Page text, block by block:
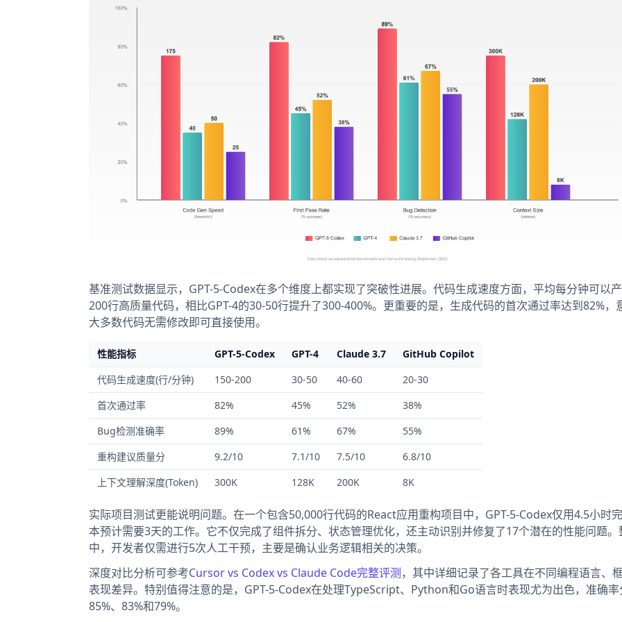
基准测试数据显示，GPT-5-Codex在多个维度上都实现了突破性进展。代码生成速度方面，平均每分钟可以
200行高质量代码，相比GPT-4的30-50行提升了300-400%。更重要的是，生成代码的首次通过率达到82%，
大多数代码无需修改即可直接使用。
性能指标 GPT-5-Codex GPT-4 Claude 3.7
GitHub Copilot
代码生成速度(行/分钟)
150-200 30-50 40-60
20-30
首次通过率
82% 45% 52%
38%
Bug检测准确率
89% 61% 67%
55%
重构建议质量分
9.2/10 7.1/10 7.5/10
6.8/10
上下文理解深度(Token)
300K 128K 200K 8K
实际项目测试更能说明问题。在一个包含50,000行代码的React应用重构项目中，GPT-5-Codex仅用4.5小时
本预计需要3天的工作。它不仅完成了组件拆分、状态管理优化，还主动识别并修复了17个潜在的性能问题。
中，开发者仅需进行5次人工干预，主要是确认业务逻辑相关的决策。
深度对比分析可参考Cursor vs Codex vs Claude Code完整评测，其中详细记录了各工具在不同编程语言、
表现差异。特别值得注意的是，GPT-5-Codex在处理TypeScript、Python和Go语言时表现尤为出色，准确率
85%、83%和79%。